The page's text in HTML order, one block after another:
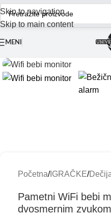
Skip to navigation
Skip to main content
MENI
Početna/IGRAČKE/
Pametni WiFi bebi
dvosmernim zvukom